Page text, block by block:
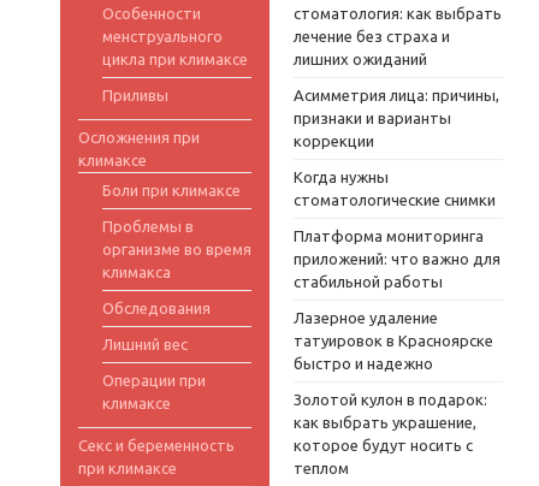
Особенности
менструального
цикла при климаксе
Приливы
Осложнения при
климаксе
Боли при климаксе
Проблемы в
организме во время
климакса
Обследования
Лишний вес
Операции при
климаксе
Секс и беременность
при климаксе
стоматология: как выбрать
лечение без страха и
лишних ожиданий
Асимметрия лица: причины,
признаки и варианты
коррекции
Когда нужны
стоматологические снимки
Платформа мониторинга
приложений: что важно для
стабильной работы
Лазерное удаление
татуировок в Красноярске
быстро и надежно
Золотой кулон в подарок:
как выбрать украшение,
которое будут носить с
теплом